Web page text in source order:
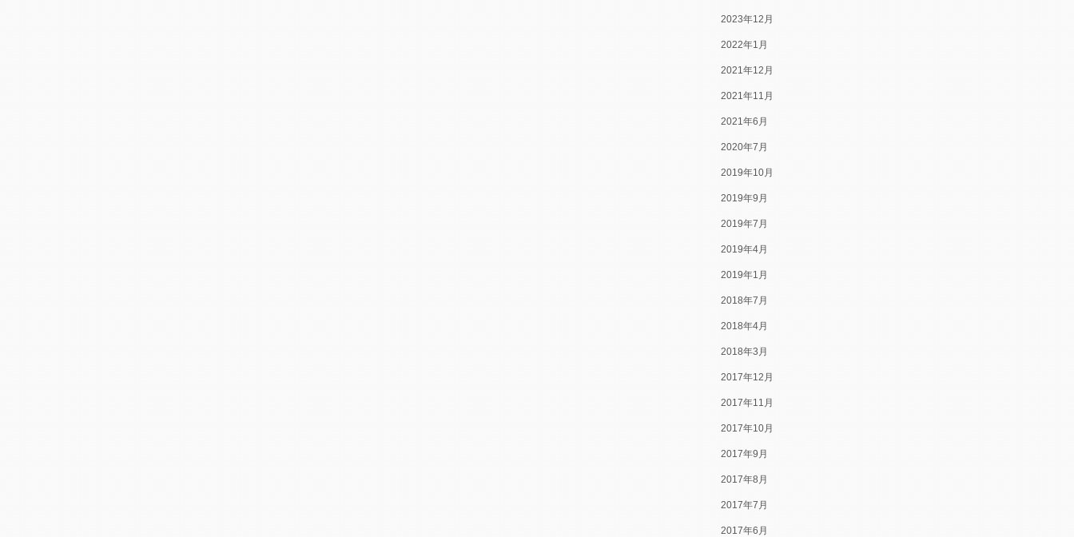
2023年12月
2022年1月
2021年12月
2021年11月
2021年6月
2020年7月
2019年10月
2019年9月
2019年7月
2019年4月
2019年1月
2018年7月
2018年4月
2018年3月
2017年12月
2017年11月
2017年10月
2017年9月
2017年8月
2017年7月
2017年6月